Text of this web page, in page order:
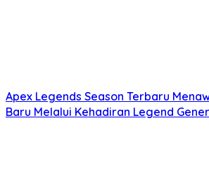
Apex Legends Season Terbaru
Baru Melalui Kehadiran Legend